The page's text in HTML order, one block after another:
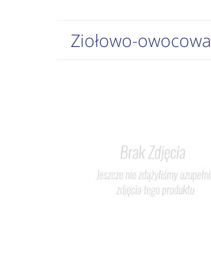
Ziołowo-owocowa